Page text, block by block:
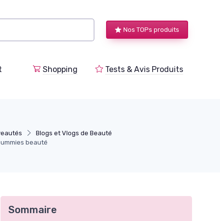
Nos TOPs produits
Shopping Tests & Avis Produits
Blogs et Vlogs de Beauté
beauté
Sommaire